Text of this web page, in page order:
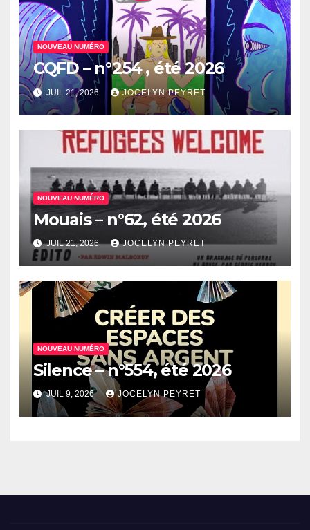
NOUVEAU NUMÉRO
CQFD – n°254 , été 2026
JUIL 21, 2026 JOCELYN PEYRET
NOUVEAU NUMÉRO
Mouais – n°62, été 2026
JUIL 21, 2026 JOCELYN PEYRET
NOUVEAU NUMÉRO
Silence – n°554, été 2026
JUIL 9, 2026 JOCELYN PEYRET